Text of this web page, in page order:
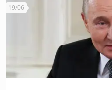
19/06